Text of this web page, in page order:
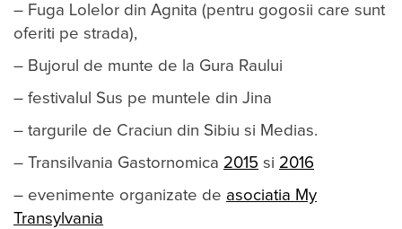
– Fuga Lolelor din Agnita (pentru gogosii care sunt
oferiti pe strada),
– Bujorul de munte de la Gura Raului
– festivalul Sus pe muntele din Jina
– targurile de Craciun din Sibiu si Medias.
– Transilvania Gastornomica 2015 si 2016
– evenimente organizate de asociatia My
Transylvania